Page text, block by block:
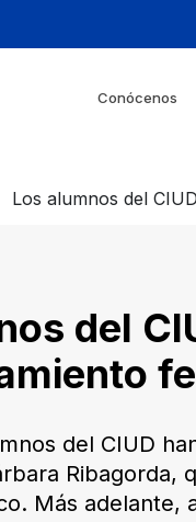
Conócenos
Los alumnos del
del
del CIUD
Ribagorda,
Más adelante,